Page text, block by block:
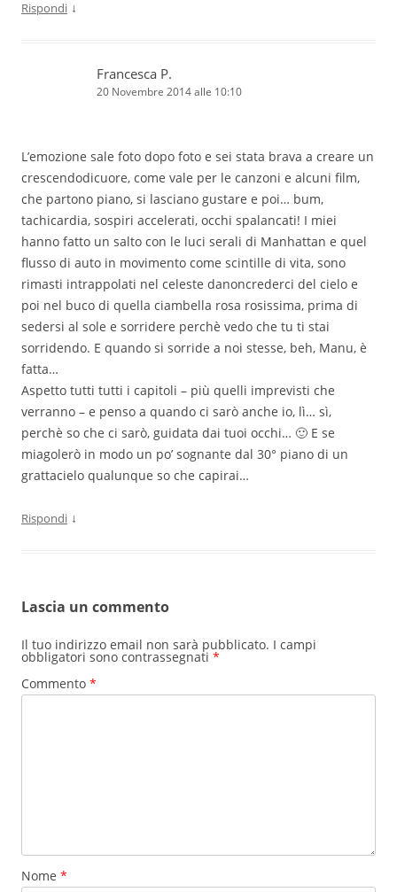
Rispondi ↓
Francesca P.
20 Novembre 2014 alle 10:10
L’emozione sale foto dopo foto e sei stata brava a creare un
crescendodicuore, come vale per le canzoni e alcuni film,
che partono piano, si lasciano gustare e poi… bum,
tachicardia, sospiri accelerati, occhi spalancati! I miei
hanno fatto un salto con le luci serali di Manhattan e quel
flusso di auto in movimento come scintille di vita, sono
rimasti intrappolati nel celeste danoncrederci del cielo e
poi nel buco di quella ciambella rosa rosissima, prima di
sedersi al sole e sorridere perchè vedo che tu ti stai
sorridendo. E quando si sorride a noi stesse, beh, Manu, è
fatta…
Aspetto tutti tutti i capitoli – più quelli imprevisti che
verranno – e penso a quando ci sarò anche io, lì… sì,
perchè so che ci sarò, guidata dai tuoi occhi… 🙂 E se
miagolerò in modo un po’ sognante dal 30° piano di un
grattacielo qualunque so che capirai…
Rispondi ↓
Lascia un commento
Il tuo indirizzo email non sarà pubblicato. I campi
obbligatori sono contrassegnati *
Commento *
Nome *